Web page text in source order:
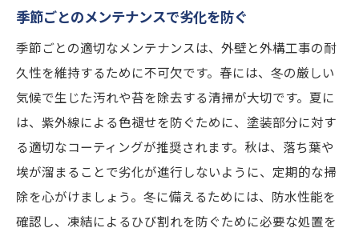
季節ごとのメンテナンスで劣化を防ぐ
季節ごとの適切なメンテナンスは、外壁と外構工事の耐
久性を維持するために不可欠です。春には、冬の厳しい
気候で生じた汚れや苔を除去する清掃が大切です。夏に
は、紫外線による色褪せを防ぐために、塗装部分に対す
る適切なコーティングが推奨されます。秋は、落ち葉や
埃が溜まることで劣化が進行しないように、定期的な掃
除を心がけましょう。冬に備えるためには、防水性能を
確認し、凍結によるひび割れを防ぐために必要な処置を